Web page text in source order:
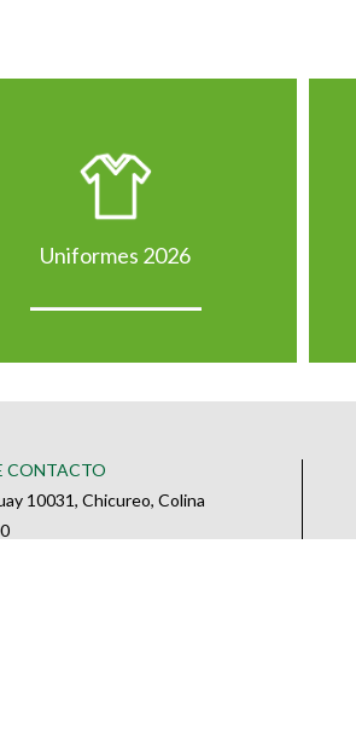
Uniformes 2026
CONTACTO
10031, Chicureo, Colina